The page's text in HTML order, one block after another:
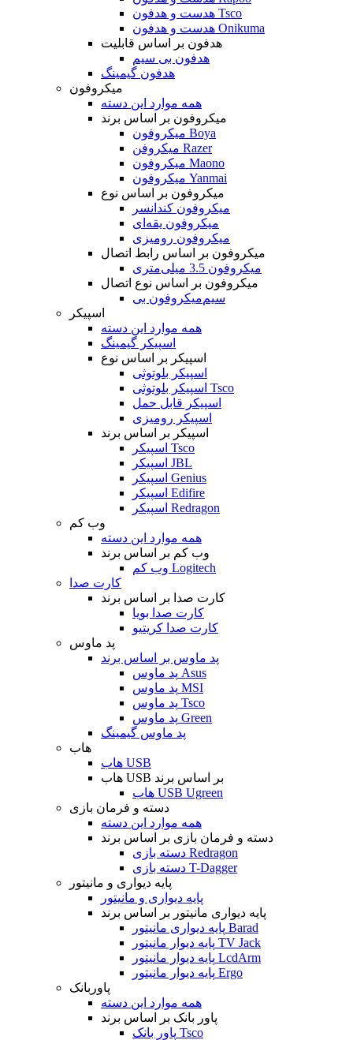
هدست و هدفون Tsco
هدست و هدفون Onikuma
هدفون بر اساس قابلیت
هدفون بی سیم
هدفون گیمینگ
میکروفون
همه موارد این دسته
میکروفون بر اساس برند
میکروفون Boya
میکروفن Razer
میکروفون Maono
میکروفون Yanmai
میکروفون بر اساس نوع
میکروفون کندانسر
میکروفون یقه‌ای
میکروفون رومیزی
میکروفون بر اساس رابط اتصال
میکروفون 3.5 میلی‌متری
میکروفون بر اساس نوع اتصال
میکروفون بی‌‎سیم
اسپیکر
همه موارد این دسته
اسپیکر گیمینگ
اسپیکر بر اساس نوع
اسپیکر بلوتوثی
اسپیکر بلوتوثی Tsco
اسپیکر قابل حمل
اسپیکر رومیزی
اسپیکر بر اساس برند
اسپیکر Tsco
اسپیکر JBL
اسپیکر Genius
اسپیکر Edifire
اسپیکر Redragon
وب کم
همه موارد این دسته
وب کم بر اساس برند
وب کم Logitech
کارت صدا
کارت صدا بر اساس برند
کارت صدا بویا
کارت صدا کریتیو
پد ماوس
پد ماوس بر اساس برند
پد ماوس Asus
پد ماوس MSI
پد ماوس Tsco
پد ماوس Green
پد ماوس گیمینگ
هاب
هاب USB
هاب USB بر اساس برند
هاب USB Ugreen
دسته و فرمان بازی
همه موارد این دسته
دسته و فرمان بازی بر اساس برند
دسته بازی Redragon
دسته بازی T-Dagger
پایه دیواری و مانیتور
پایه دیواری و مانیتور
پایه دیواری مانیتور بر اساس برند
پایه دیواری مانیتور Barad
پایه دیوار مانیتور TV Jack
پایه دیوار مانیتور LcdArm
پایه دیوار مانیتور Ergo
پاوربانک
همه موارد این دسته
پاور بانک بر اساس برند
پاور بانک Tsco